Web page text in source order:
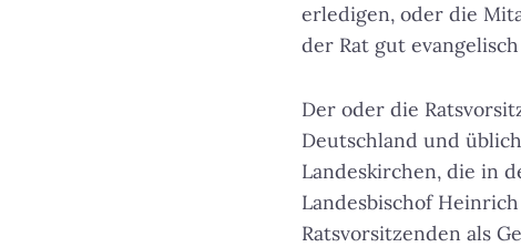
erledigen, oder die
der Rat gut
Der oder die
Deutschland und
Landeskirchen, die in
Landesbischof
Ratsvorsitzenden als